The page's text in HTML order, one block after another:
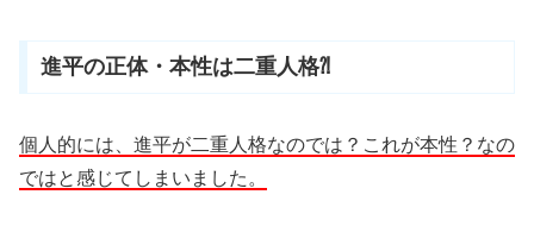
進平の正体・本性は二重人格⁈
個人的には、進平が二重人格なのでは？これが本性？なの
ではと感じてしまいました。